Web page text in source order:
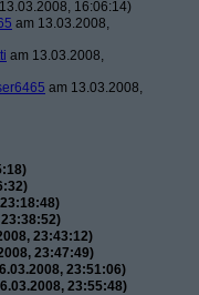
16:06:14)
am 13.03.2008,
am 13.03.2008,
am 13.03.2008,
23:43:12)
23:47:49)
23:51:06)
23:55:48)